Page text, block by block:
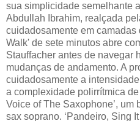
sua simplicidade semelhante
Abdullah Ibrahim, realçada
cuidadosamente em
Walk' de sete minutos abre
Stauffacher antes de navegar
mudanças de andamento. A
cuidadosamente a
a complexidade polirrítmica de
Voice of The Saxophone’, um
sax soprano. ‘Pandeiro, Sing